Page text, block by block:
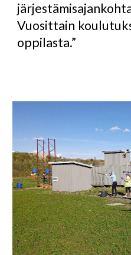
Vuosittain
oppilasta.”